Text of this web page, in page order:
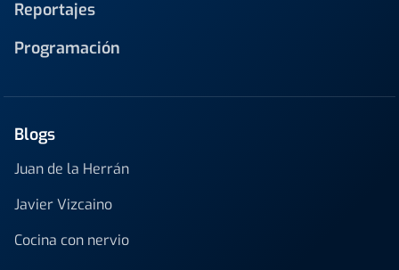
Reportajes
Programación
Blogs
Juan de la Herrán
Javier Vizcaino
Cocina con nervio